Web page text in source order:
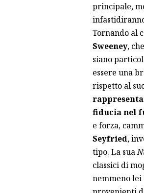
principale,
Tornando al
Sweeney,
siano
essere una
rispetto al
fiducia nel
e forza,
Seyfried,
tipo. La sua
classici di
nemmeno